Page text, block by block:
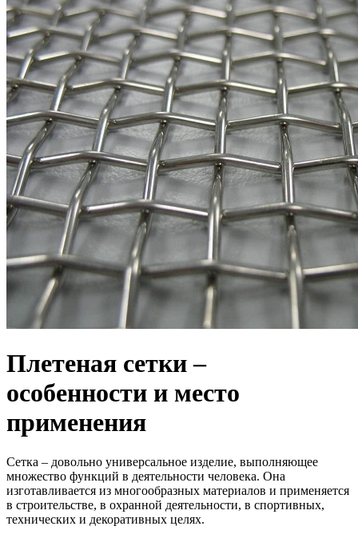
Плетеная сетки –
особенности и место
применения
Сетка – довольно универсальное изделие, выполняющее
множество функций в деятельности человека. Она
изготавливается из многообразных материалов и применяется
в строительстве, в охранной деятельности, в спортивных,
технических и декоративных целях.